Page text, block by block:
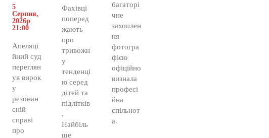
5
Серпня,
2026р
21:00
Апеляці
йний суд
переглян
ув вирок
у
резонан
сній
справі
про
Фахівці
поперед
жають
про
тривожн
у
тенденці
ю серед
дітей та
підлітків
.
Найбіль
ше
багаторі
чне
захоплен
ня
фотогра
фією
офіційно
визнала
професі
йна
спільнот
а.